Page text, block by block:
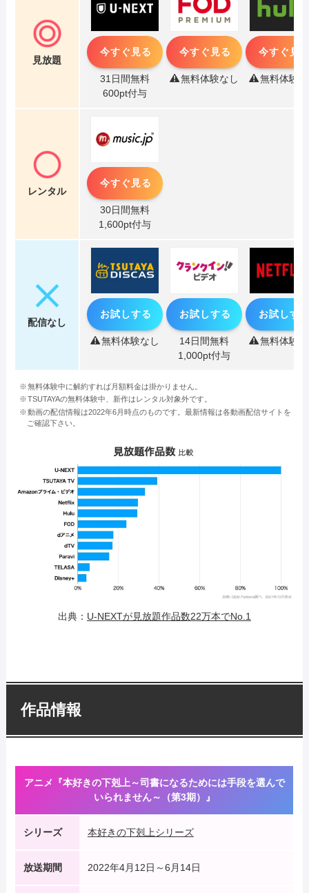
見放題
今すぐ見る
31日間無料
600pt付与
今すぐ見る
無料体験なし
今すぐ見
無料体験
レンタル
今すぐ見る
30日間無料
1,600pt付与
配信なし
お試しする
無料体験なし
お試しする
14日間無料
1,000pt付与
お試しす
無料体験
無料体験中に解約すれば月額料金は掛かりません。
TSUTAYAの無料体験中、新作はレンタル対象外です。
動画の配信情報は2022年6月時点のものです。最新情報は各動画配信サイトを
ご確認下さい。
出典： U-NEXTが見放題作品数22万本でNo.1
作品情報
アニメ『本好きの下剋上～司書になるためには手段を選んで
いられません～（第3期）』
シリーズ 本好きの下剋上シリーズ
放送期間 2022年4月12日～6月14日